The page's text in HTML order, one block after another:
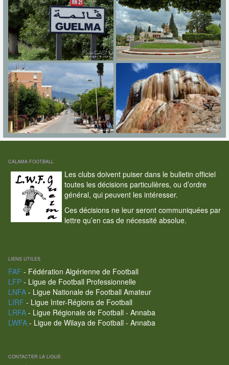
CALAMA FOOTBALL
Les clubs doivent puiser dans le bulletin officiel
toutes les décisions particulières, ou d’ordre
général, qui peuvent les intéresser.
Ces décisions ne leur seront communiquées par
lettre qu’en cas de nécessité absolue.
LIENS UTILES
FAF - Fédération Algérienne de Football
LFP- Ligue de Football Professionnelle
LNFA- Ligue Nationale de Football Amateur
LIRF - Ligue Inter-Régions de Football
LRFA- Ligue Régionale de Football - Annaba
LWFA- Ligue de Wilaya de Football - Annaba
CONTACTER LA LIGUE